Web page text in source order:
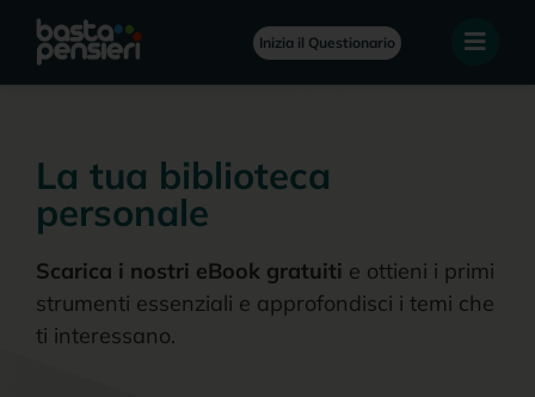
Inizia il Questionario
La tua biblioteca
personale
Scarica i nostri eBook gratuiti e ottieni i primi
strumenti essenziali e approfondisci i temi che
ti interessano.